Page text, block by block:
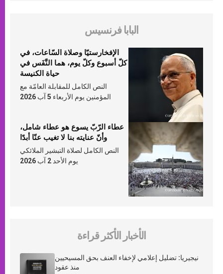
البابا فرنسيس
الإفخارستيّا وصلاة السّاعات، في
كلّ أسبوع وكلّ يوم، هما النَّفَس في
حياة الكنيسة
النص الكامل للمقابلة العامّة مع
المؤمنين يوم الأربعاء 5 آب 2026
عطاء الرّبّ يسوع هو عطاء شامل،
وأنّ عنايته بنا لا تغيب عنّا أبدًا
النص الكامل لصلاة التبشير الملائكي
يوم الأحد 2 آب 2026
الأخبار الأكثر قراءة
نيجيريا: تضليل إعلامي لإخفاء العنف بحق المسيحيين
منذ عقود